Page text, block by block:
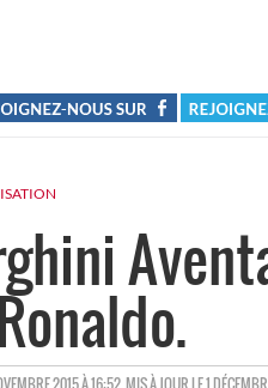
AUTHOR/SETEXDERAPAGES
2015 À 16:52. MIS À JOUR LE 1